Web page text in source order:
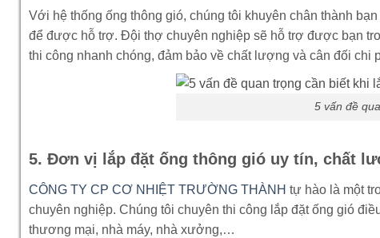
Với hệ thống ống thông gió, chúng tôi khuyên chân thành
để được hỗ trợ. Đội thợ chuyên nghiệp sẽ hỗ trợ được bạn
thi công nhanh chóng, đảm bảo về chất lượng và cân đối chi
5 vấn đề
5. Đơn vị lắp đặt ống thông gió uy tín, chất
CÔNG TY CP CƠ NHIỆT TRƯỜNG THÀNH tự hào là một
chuyên nghiệp. Chúng tôi chuyên thi công lắp đặt ống gió
thương mại, nhà máy, nhà xưởng,…